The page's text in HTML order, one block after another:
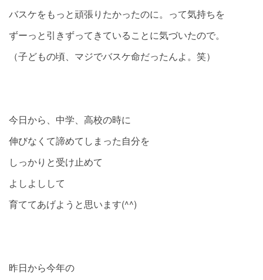
バスケをもっと頑張りたかったのに。って気持ちを
ずーっと引きずってきていることに気づいたので。
（子どもの頃、マジでバスケ命だったんよ。笑）
今日から、中学、高校の時に
伸びなくて諦めてしまった自分を
しっかりと受け止めて
よしよしして
育ててあげようと思います(^^)
昨日から今年の